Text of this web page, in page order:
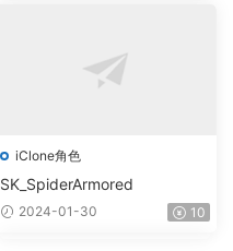
iClone角色
SK_SpiderArmored
2024-01-30 10